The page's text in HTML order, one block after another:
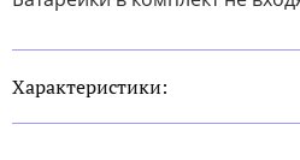
Характеристики: